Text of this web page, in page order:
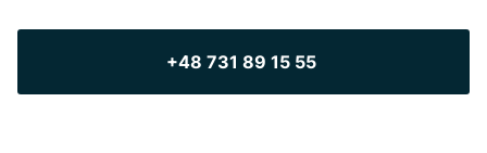
+48 731 89 15 55